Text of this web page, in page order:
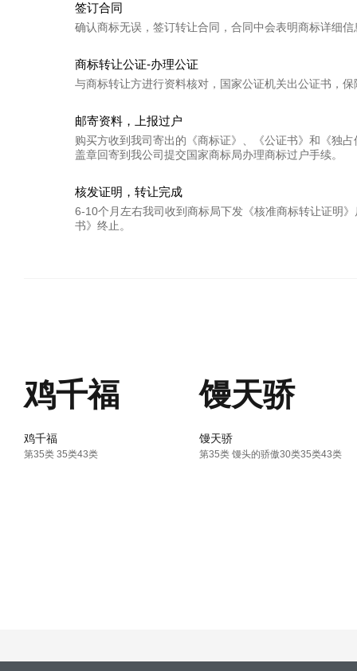
签订合同
确认商标无误，签订转让合同，合同中会表明商标详细
商标转让公证-办理公证
与商标转让方进行资料核对，国家公证机关出公证书，
邮寄资料，上报过户
购买方收到我司寄出的《商标证》、《公证书》和《独
盖章回寄到我公司提交国家商标局办理商标过户手续。
核发证明，转让完成
6-10个月左右我司收到商标局下发《核准商标转让证明
书》终止。
鸡千福
鸡千福
第35类 35类43类
馒天骄
馒天骄
第35类 馒头的骄傲30类35类43类